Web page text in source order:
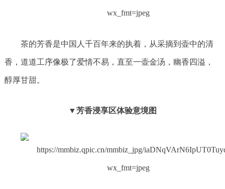
茶的芳香是中国人千百年来的执着，从采摘到壶中的清
香，道道工序像极了爱情不易，直至一壶金汤，幽香四溢，
醇厚甘甜。
▼芳香浸享区体验意境图